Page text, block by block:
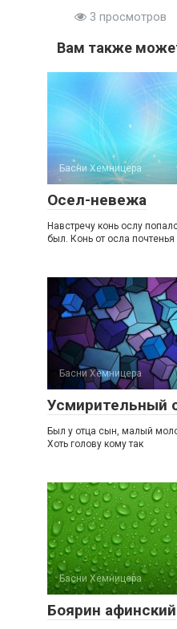
3 просмотров
Вам также
Басни Хемницера
Осел-невежа
Навстречу конь ослу
был. Конь от осла
Басни Хемницера
Усмирительный
Был у отца сын, малый
Хоть голову кому так
Басни Хемницера
Боярин афинский